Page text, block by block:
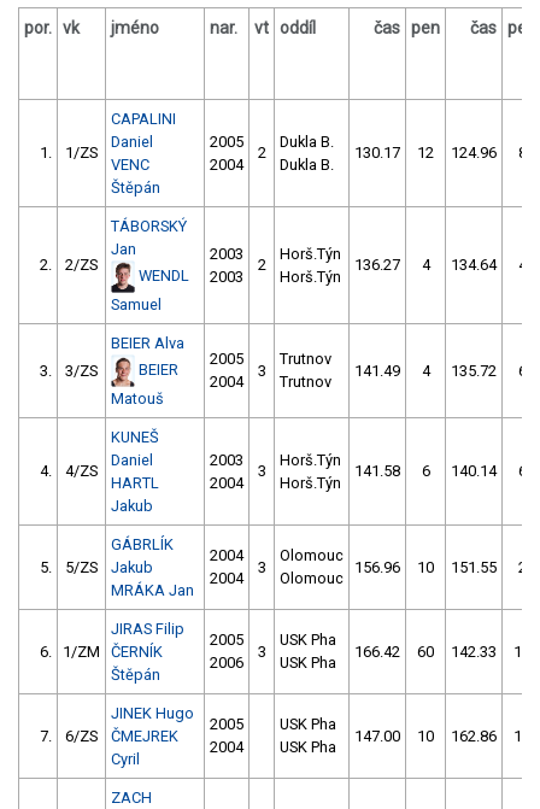
por. vk jméno nar. vt oddíl čas pen čas pen
1. 1/ZS
CAPALINI
Daniel
VENC
Štěpán
2005
2004
2
Dukla B.
Dukla B.
130.17 12 124.96 8
2. 2/ZS
TÁBORSKÝ
Jan
WENDL
Samuel
2003
2003
2
Horš.Týn
Horš.Týn
136.27 4 134.64 4
3. 3/ZS
BEIER Alva
BEIER
Matouš
2005
2004
3
Trutnov
Trutnov
141.49 4 135.72 6
4. 4/ZS
KUNEŠ
Daniel
HARTL
Jakub
2003
2004
3
Horš.Týn
Horš.Týn
141.58 6 140.14 6
5. 5/ZS
GÁBRLÍK
Jakub
MRÁKA Jan
2004
2004
3
Olomouc
Olomouc
156.96 10 151.55 2
6. 1/ZM
JIRAS Filip
ČERNÍK
Štěpán
2005
2006
3
USK Pha
USK Pha
166.42 60 142.33 12
7. 6/ZS
JINEK Hugo
ČMEJREK
Cyril
2005
2004
USK Pha
USK Pha
147.00 10 162.86 10
ZACH